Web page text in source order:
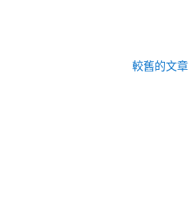
較舊的文章